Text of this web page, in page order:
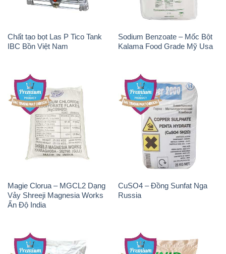
Chất tạo bọt Las P Tico Tank
IBC Bồn Việt Nam
Sodium Benzoate – Mốc Bột
Kalama Food Grade Mỹ Usa
Magie Clorua – MGCL2 Dạng
Vảy Shreeji Magnesia Works
Ấn Độ India
CuSO4 – Đồng Sunfat Nga
Russia